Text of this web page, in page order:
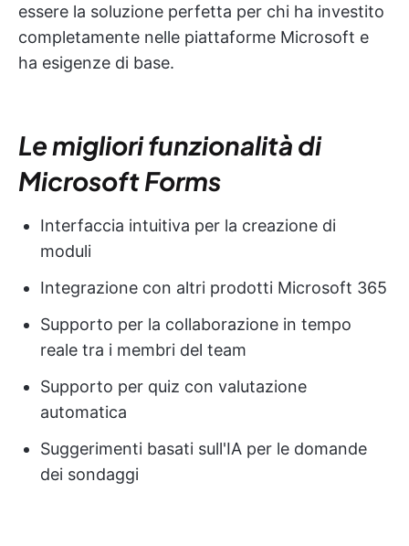
essere la soluzione perfetta per chi ha investito
completamente nelle piattaforme Microsoft e
ha esigenze di base.
Le migliori funzionalità di
Microsoft Forms
Interfaccia intuitiva per la creazione di
moduli
Integrazione con altri prodotti Microsoft 365
Supporto per la collaborazione in tempo
reale tra i membri del team
Supporto per quiz con valutazione
automatica
Suggerimenti basati sull'IA per le domande
dei sondaggi